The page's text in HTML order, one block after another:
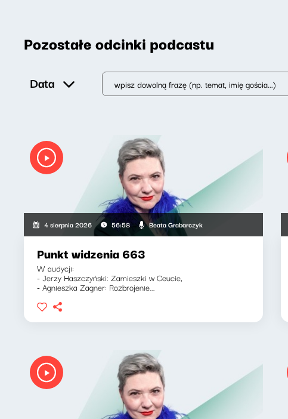
Pozostałe odcinki podcastu
Data
4 sierpnia 2026 56:58 Beata Grabarczyk
Punkt widzenia 663
W audycji:
- Jerzy Haszczyński: Zamieszki w Ceucie,
- Agnieszka Zagner: Rozbrojenie...